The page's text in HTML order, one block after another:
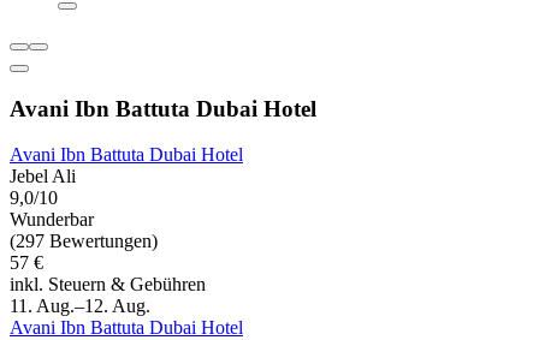
Avani Ibn Battuta Dubai Hotel
Avani Ibn Battuta Dubai Hotel
Jebel Ali
9,0/10
Wunderbar
(297 Bewertungen)
57 €
inkl. Steuern & Gebühren
11. Aug.–12. Aug.
Avani Ibn Battuta Dubai Hotel